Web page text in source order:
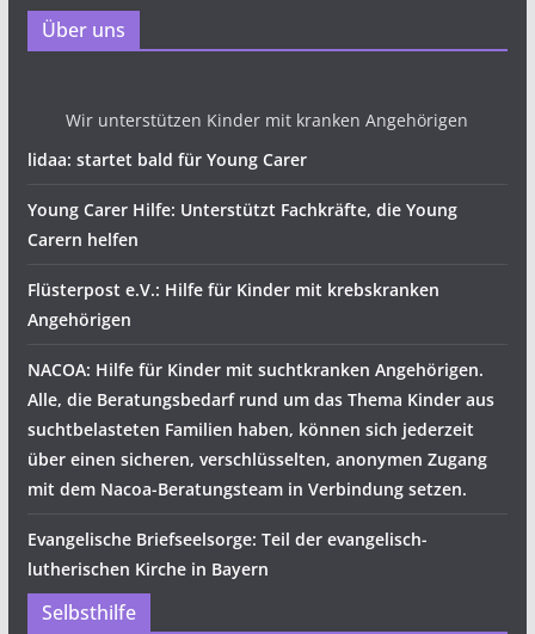
Über uns
Wir unterstützen Kinder mit kranken Angehörigen
lidaa: startet bald für Young Carer
Young Carer Hilfe: Unterstützt Fachkräfte, die Young
Carern helfen
Flüsterpost e.V.: Hilfe für Kinder mit krebskranken
Angehörigen
NACOA: Hilfe für Kinder mit suchtkranken Angehörigen.
Alle, die Beratungsbedarf rund um das Thema Kinder aus
suchtbelasteten Familien haben, können sich jederzeit
über einen sicheren, verschlüsselten, anonymen Zugang
mit dem Nacoa-Beratungsteam in Verbindung setzen.
Evangelische Briefseelsorge: Teil der evangelisch-
lutherischen Kirche in Bayern
Selbsthilfe